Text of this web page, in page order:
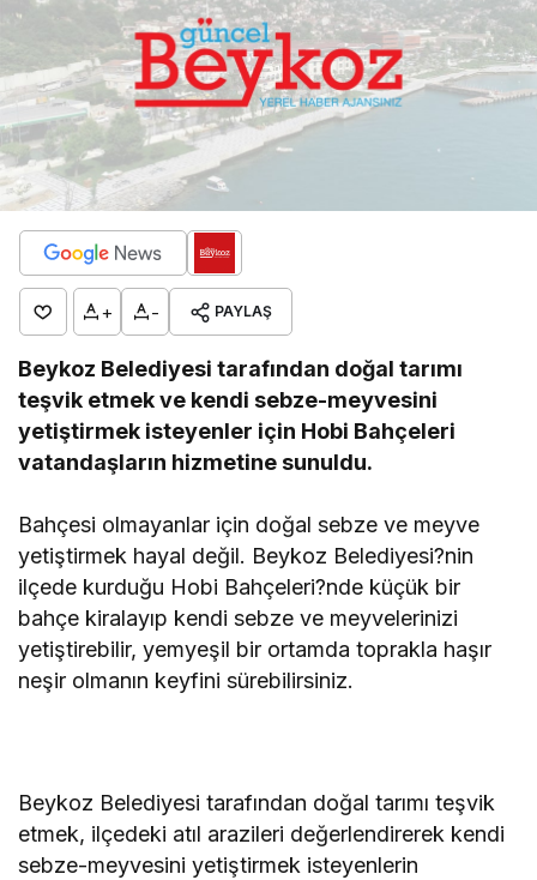
+ - PAYLAŞ
Beykoz Belediyesi tarafından doğal tarımı
teşvik etmek ve kendi sebze-meyvesini
yetiştirmek isteyenler için Hobi Bahçeleri
vatandaşların hizmetine sunuldu.
Bahçesi olmayanlar için doğal sebze ve meyve
yetiştirmek hayal değil. Beykoz Belediyesi?nin
ilçede kurduğu Hobi Bahçeleri?nde küçük bir
bahçe kiralayıp kendi sebze ve meyvelerinizi
yetiştirebilir, yemyeşil bir ortamda toprakla haşır
neşir olmanın keyfini sürebilirsiniz.
Beykoz Belediyesi tarafından doğal tarımı teşvik
etmek, ilçedeki atıl arazileri değerlendirerek kendi
sebze-meyvesini yetiştirmek isteyenlerin